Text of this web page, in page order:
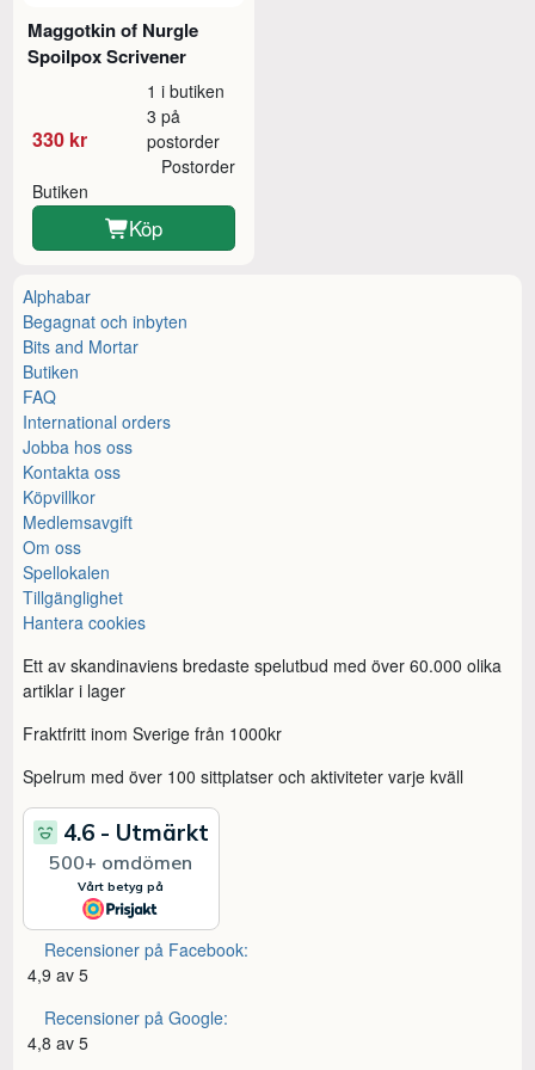
Maggotkin of Nurgle
Spoilpox Scrivener
330 kr
1 i butiken
3 på
postorder
Butiken
Postorder
Köp
Alphabar
Begagnat och inbyten
Bits and Mortar
Butiken
FAQ
International orders
Jobba hos oss
Kontakta oss
Köpvillkor
Medlemsavgift
Om oss
Spellokalen
Tillgänglighet
Hantera cookies
Ett av skandinaviens bredaste spelutbud med över 60.000 olika
artiklar i lager
Fraktfritt inom Sverige från 1000kr
Spelrum med över 100 sittplatser och aktiviteter varje kväll
Recensioner på Facebook:
4,9 av 5
Recensioner på Google:
4,8 av 5